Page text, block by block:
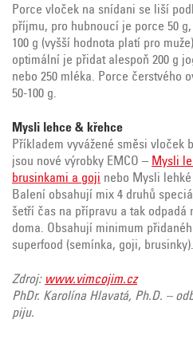
Porce vloček na snídani se liší
příjmu, pro hubnoucí je porce 50
100 g (vyšší hodnota platí pro
optimální je přidat alespoň 200 g
nebo 250 mléka. Porce čerstvého
50-100 g.
Mysli lehce & křehce
Příkladem vyvážené směsi vloček
jsou nové výrobky EMCO – Mysli
brusinkami a goji nebo Mysli
Balení obsahují mix 4 druhů
šetří čas na přípravu a tak odpadá
doma. Obsahují minimum
superfood (semínka, goji, brusinky).
Zdroj: www.vimcojim.cz
PhDr. Karolína Hlavatá, Ph.D. –
piju.